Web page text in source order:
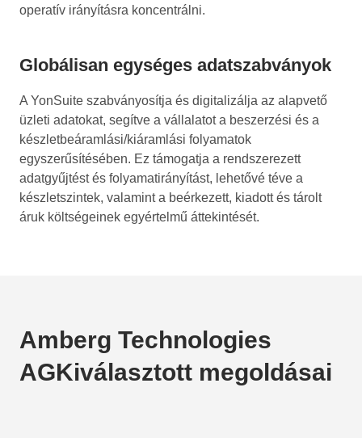
operatív irányításra koncentrálni.
Globálisan egységes adatszabványok
A YonSuite szabványosítja és digitalizálja az alapvető
üzleti adatokat, segítve a vállalatot a beszerzési és a
készletbeáramlási/kiáramlási folyamatok
egyszerűsítésében. Ez támogatja a rendszerezett
adatgyűjtést és folyamatirányítást, lehetővé téve a
készletszintek, valamint a beérkezett, kiadott és tárolt
áruk költségeinek egyértelmű áttekintését.
Amberg Technologies
AGKiválasztott megoldásai